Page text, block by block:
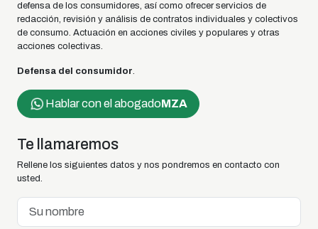
defensa de los consumidores, así como ofrecer servicios de
redacción, revisión y análisis de contratos individuales y colectivos
de consumo. Actuación en acciones civiles y populares y otras
acciones colectivas.
Defensa del consumidor.
Hablar con el abogadoMZA
Te llamaremos
Rellene los siguientes datos y nos pondremos en contacto con
usted.